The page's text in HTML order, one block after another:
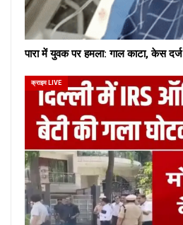
पारा में युवक पर हमला: गाल काटा, केस दर्ज
क्राइम LIVE